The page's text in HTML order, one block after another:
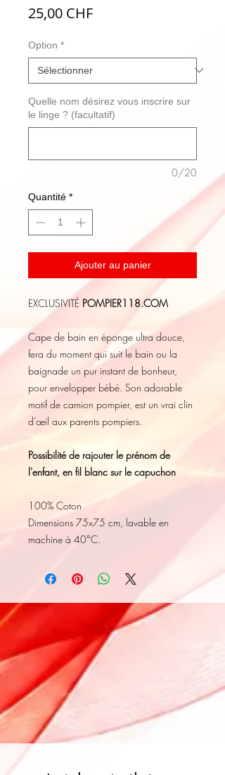
25,00 CHFPrix
Option *
Quelle nom désirez vous inscrire sur
le linge ? (facultatif)
0/20
Quantité *
Ajouter au panier
EXCLUSIVITÉ POMPIER118.COM
Cape de bain en éponge ultra douce,
fera du moment qui suit le bain ou la
baignade un pur instant de bonheur,
pour envelopper bébé. Son adorable
motif de camion pompier, est un vrai clin
d’œil aux parents pompiers.
Possibilité de rajouter le prénom de
l'enfant, en fil blanc sur le capuchon
100% Coton
Dimensions 75x75 cm, lavable en
machine à 40°C.